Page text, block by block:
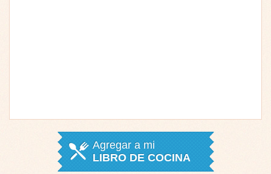
Agregar a mi
LIBRO DE COCINA